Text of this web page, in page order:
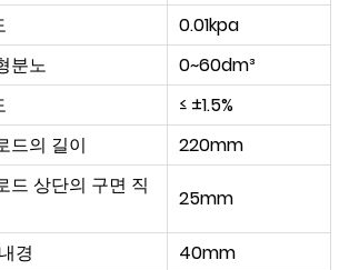
0.01kpa
분노 0~60dm³
≤ ±1.5%
드의 길이
220mm
드 상단의 구면 직
25mm
경
40mm